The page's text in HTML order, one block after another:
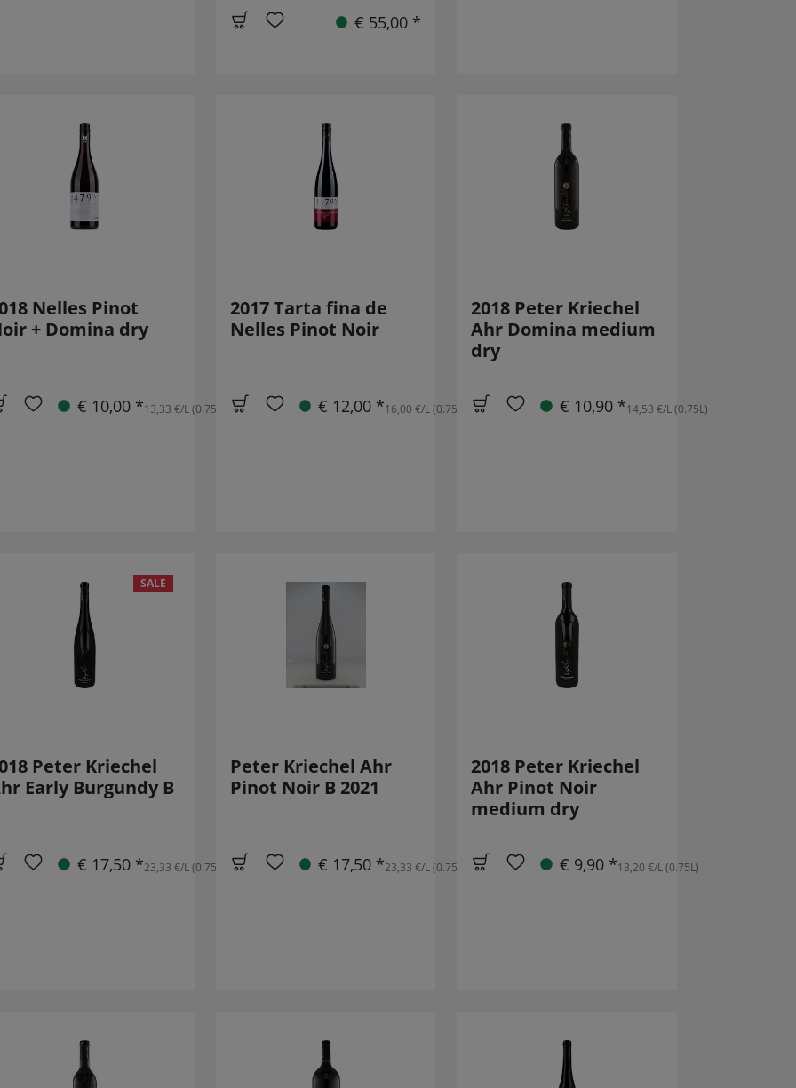
€ 55,00 *
Nelles Pinot
+ Domina dry
€ 10,00 *13,33 €/L (0.75L)
2017 Tarta fina de
Nelles Pinot Noir
€ 12,00 *16,00 €/L (0.75L)
2018 Peter Kriechel
Ahr Domina medium
dry
€ 10,90 *14,53 €/L (0.75L)
SALE
Peter Kriechel
Early Burgundy B
€ 17,50 *23,33 €/L (0.75L)
Peter Kriechel Ahr
Pinot Noir B 2021
€ 17,50 *23,33 €/L (0.75L)
2018 Peter Kriechel
Ahr Pinot Noir
medium dry
€ 9,90 *13,20 €/L (0.75L)